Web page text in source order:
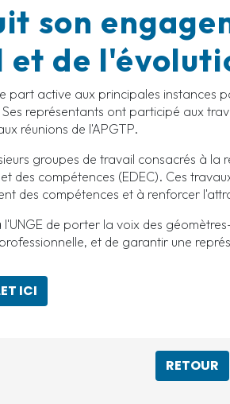
son
et de
part active aux principales
représentants ont participé aux
réunions de l'APGTP.
groupes de travail consacrés à
des compétences (EDEC). Ces
des compétences et à renforcer
de porter la voix des
et de garantir une
ICI
RETOUR